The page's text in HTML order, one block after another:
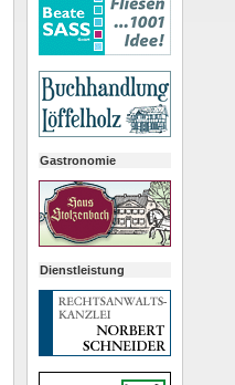
Gastronomie
Dienstleistung